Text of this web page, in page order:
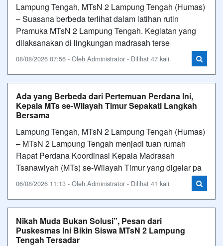
Lampung Tengah, MTsN 2 Lampung Tengah (Humas)
– Suasana berbeda terlihat dalam latihan rutin
Pramuka MTsN 2 Lampung Tengah. Kegiatan yang
dilaksanakan di lingkungan madrasah terse
08/08/2026 07:56 - Oleh Administrator - Dilihat 47 kali
Ada yang Berbeda dari Pertemuan Perdana Ini,
Kepala MTs se-Wilayah Timur Sepakati Langkah
Bersama
Lampung Tengah, MTsN 2 Lampung Tengah (Humas)
– MTsN 2 Lampung Tengah menjadi tuan rumah
Rapat Perdana Koordinasi Kepala Madrasah
Tsanawiyah (MTs) se-Wilayah Timur yang digelar pa
06/08/2026 11:13 - Oleh Administrator - Dilihat 41 kali
Nikah Muda Bukan Solusi”, Pesan dari
Puskesmas Ini Bikin Siswa MTsN 2 Lampung
Tengah Tersadar